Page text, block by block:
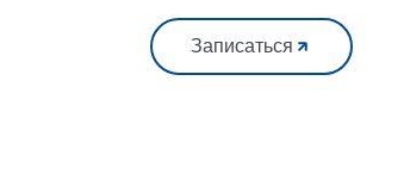
Записаться